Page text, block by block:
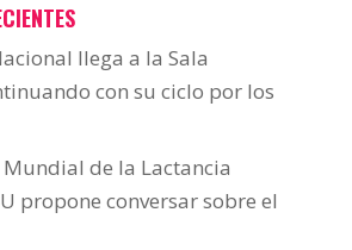
llega a la Sala
con su ciclo por los
Mundial de la Lactancia
propone conversar sobre el